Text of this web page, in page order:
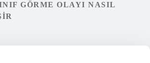
GÖRME OLAYI NASIL